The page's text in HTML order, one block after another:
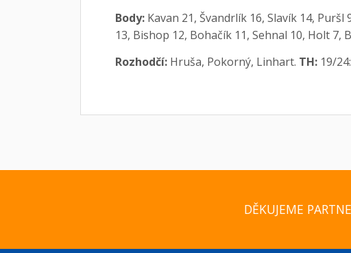
Body: Kavan 21, Švandrlík 16, Slavík 14,
13, Bishop 12, Bohačík 11, Sehnal 10, Holt 7,
Rozhodčí: Hruša, Pokorný, Linhart. TH: 19/
DĚKUJEME